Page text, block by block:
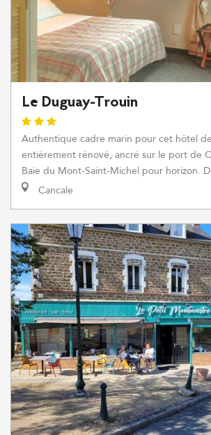
Le Duguay-Trouin
Authentique cadre marin pour cet hôtel
entièrement rénové, ancré sur le port de
Baie du Mont-Saint-Michel pour horizon.
Cancale